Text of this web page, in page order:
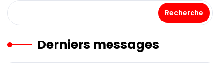
Recherche
Derniers messages